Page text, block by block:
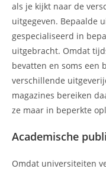
als je kijkt naar de
uitgegeven. Bepaalde
gespecialiseerd in
uitgebracht. Omdat
bevatten en soms een
verschillende
magazines bereiken
ze maar in beperkte
Academische
Omdat universiteiten